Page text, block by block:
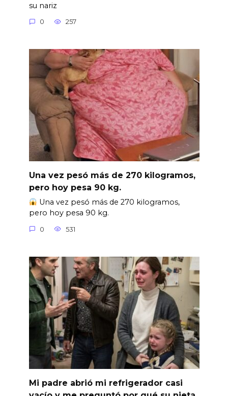
su nariz
0 257
Una vez pesó más de 270 kilogramos,
pero hoy pesa 90 kg.
Una vez pesó más de 270 kilogramos,
pero hoy pesa 90 kg.
0 531
Mi padre abrió mi refrigerador casi